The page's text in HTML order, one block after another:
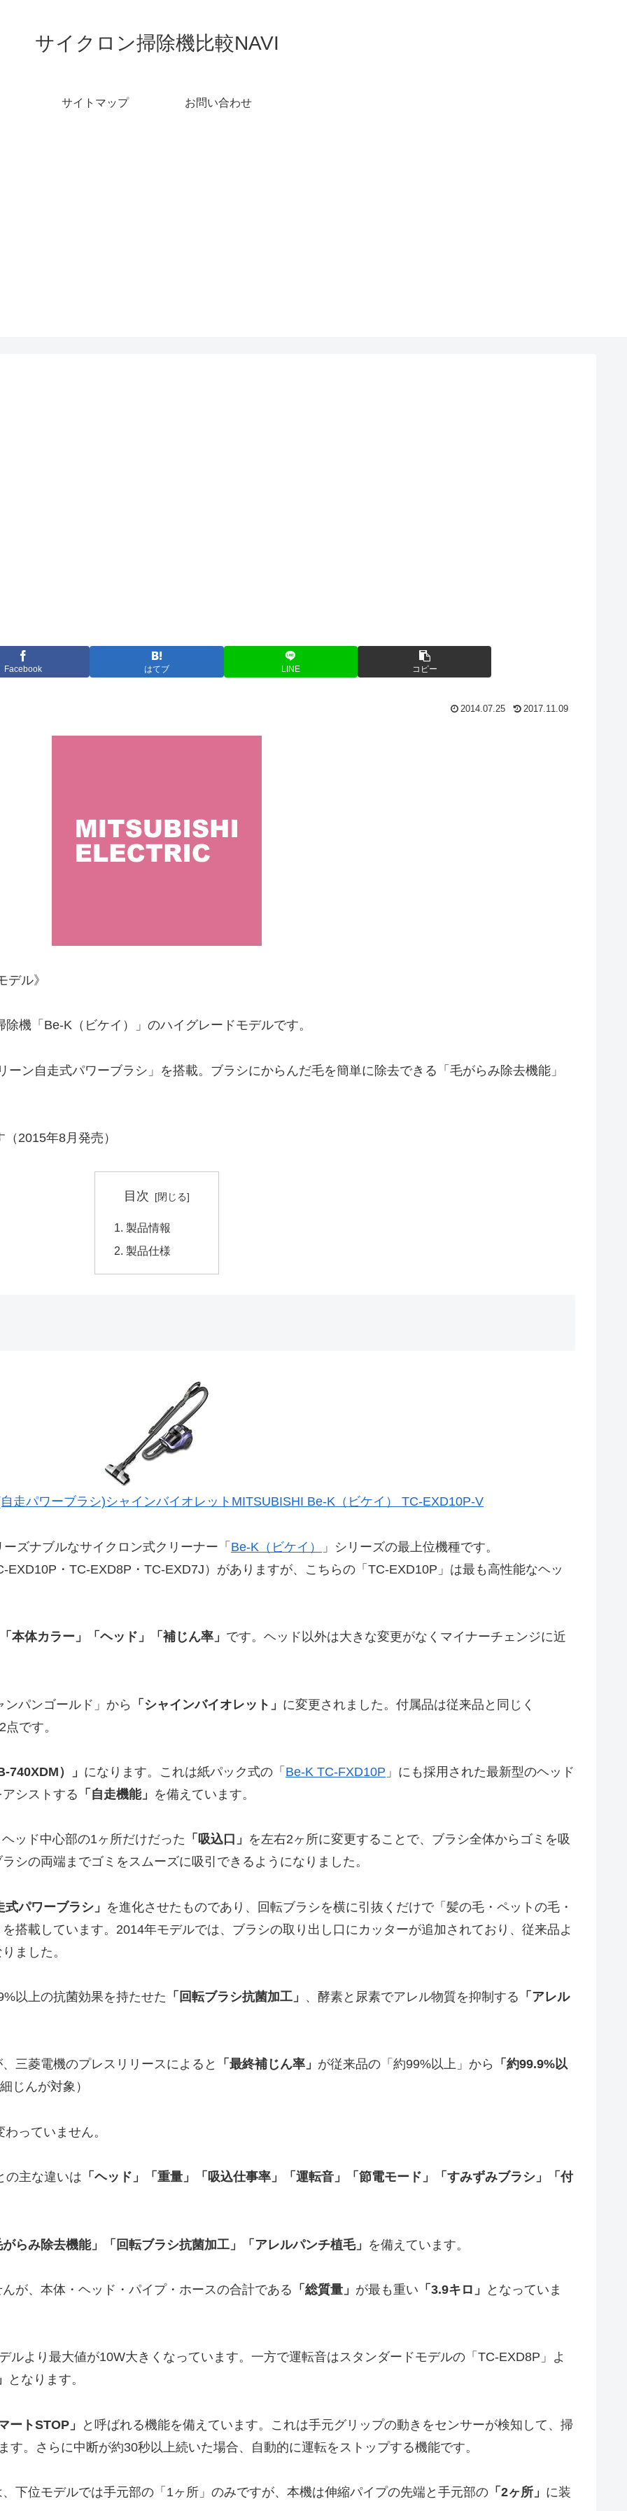
サイクロン掃除機比較NAVI
サイトマップ お問い合わせ
Facebook はてブ LINE コピー
2014.07.25 2017.11.09
ル》
機「Be-K（ビケイ）」のハイグレードモデルです。
ン自走式パワーブラシ」を搭載。ブラシにからんだ毛を簡単に除去できる「毛がらみ除去機能」
（2015年8月発売）
目次
製品情報
製品仕様
走パワーブラシ)シャインバイオレットMITSUBISHI Be-K（ビケイ） TC-EXD10P-V
ズナブルなサイクロン式クリーナー「 Be-K（ビケイ）
」シリーズの最上位機種です。
・TC-EXD8P・TC-EXD7J）がありますが、こちらの「TC-EXD10P」は最も高性能なヘッ
「本体カラー」「ヘッド」「補じん率」 です。ヘッド以外は大きな変更がなくマイナーチェンジに近
パンゴールド」から 「シャインバイオレット」 に変更されました。付属品は従来品と同じく
です。
740XDM）」 になります。これは紙パック式の「 Be-K TC-FXD10P 」にも採用された最新型のヘッド
シストする 「自走機能」 を備えています。
ッド中心部の1ヶ所だけだった 「吸込口」 を左右2ヶ所に変更することで、ブラシ全体からゴミを吸
シの両端までゴミをスムーズに吸引できるようになりました。
パワーブラシ」 を進化させたものであり、回転ブラシを横に引抜くだけで「髪の毛・ペットの毛・
を搭載しています。2014年モデルでは、ブラシの取り出し口にカッターが追加されており、従来品よ
ました。
以上の抗菌効果を持たせた 「回転ブラシ抗菌加工」 、酵素と尿素でアレル物質を抑制する 「アレル
三菱電機のプレスリリースによると 「最終補じん率」 が従来品の「約99%以上」から
「約99.9%以
じんが対象）
っていません。
の主な違いは 「ヘッド」「重量」「吸込仕事率」「運転音」「節電モード」「すみずみブラシ」「付
らみ除去機能」「回転ブラシ抗菌加工」「アレルパンチ植毛」 を備えています。
が、本体・ヘッド・パイプ・ホースの合計である 「総質量」 が最も重い 「3.9キロ」 となっていま
ルより最大値が10W大きくなっています。一方で運転音はスタンダードモデルの「TC-EXD8P」よ
となります。
ートSTOP」
と呼ばれる機能を備えています。これは手元グリップの動きをセンサーが検知して、掃
。さらに中断が約30秒以上続いた場合、自動的に運転をストップする機能です。
、下位モデルでは手元部の「1ヶ所」のみですが、本機は伸縮パイプの先端と手元部の 「2ヶ所」 に装